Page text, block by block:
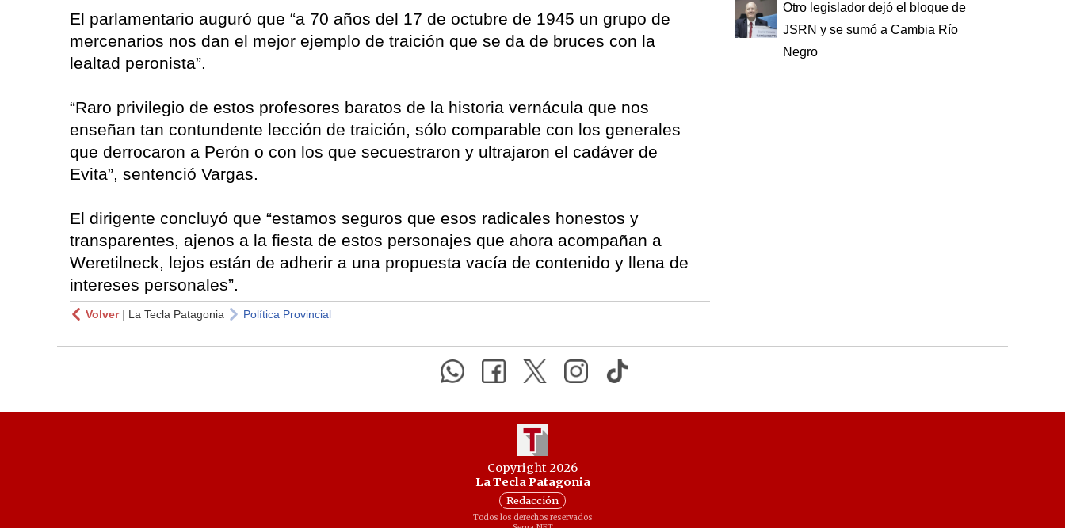
El parlamentario auguró que “a 70 años del 17 de octubre de 1945 un grupo de
mercenarios nos dan el mejor ejemplo de traición que se da de bruces con la
lealtad peronista”.
“Raro privilegio de estos profesores baratos de la historia vernácula que nos
enseñan tan contundente lección de traición, sólo comparable con los generales
que derrocaron a Perón o con los que secuestraron y ultrajaron el cadáver de
Evita”, sentenció Vargas.
El dirigente concluyó que “estamos seguros que esos radicales honestos y
transparentes, ajenos a la fiesta de estos personajes que ahora acompañan a
Weretilneck, lejos están de adherir a una propuesta vacía de contenido y llena de
intereses personales”.
Volver| La Tecla Patagonia Política Provincial
Otro legislador dejó el bloque de
JSRN y se sumó a Cambia Río
Negro
Copyright 2026
La Tecla Patagonia
Redacción
Todos los derechos reservados